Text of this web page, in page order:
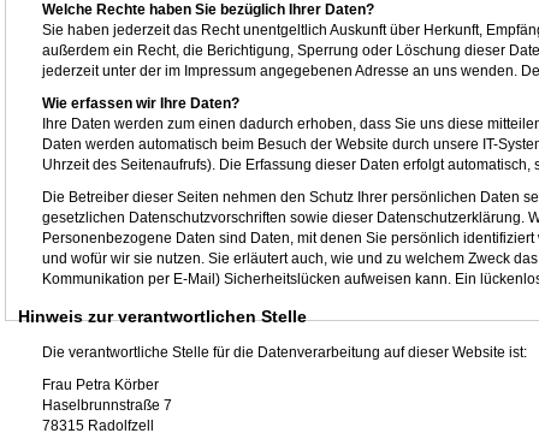
Welche Rechte haben Sie bezüglich Ihrer Daten?
Sie haben jederzeit das Recht unentgeltlich Auskunft über Herkunft,
außerdem ein Recht, die Berichtigung, Sperrung oder Löschung dieser
jederzeit unter der im Impressum angegebenen Adresse an uns wenden.
Wie erfassen wir Ihre Daten?
Ihre Daten werden zum einen dadurch erhoben, dass Sie uns diese
Daten werden automatisch beim Besuch der Website durch unsere IT-
Uhrzeit des Seitenaufrufs). Die Erfassung dieser Daten erfolgt
Die Betreiber dieser Seiten nehmen den Schutz Ihrer persönlichen Daten
gesetzlichen Datenschutzvorschriften sowie dieser
Personenbezogene Daten sind Daten, mit denen Sie persönlich
und wofür wir sie nutzen. Sie erläutert auch, wie und zu welchem Zweck
Kommunikation per E-Mail) Sicherheitslücken aufweisen kann. Ein
Hinweis zur verantwortlichen Stelle
Die verantwortliche Stelle für die Datenverarbeitung auf dieser Website ist:
Frau Petra Körber
Haselbrunnstraße 7
78315 Radolfzell